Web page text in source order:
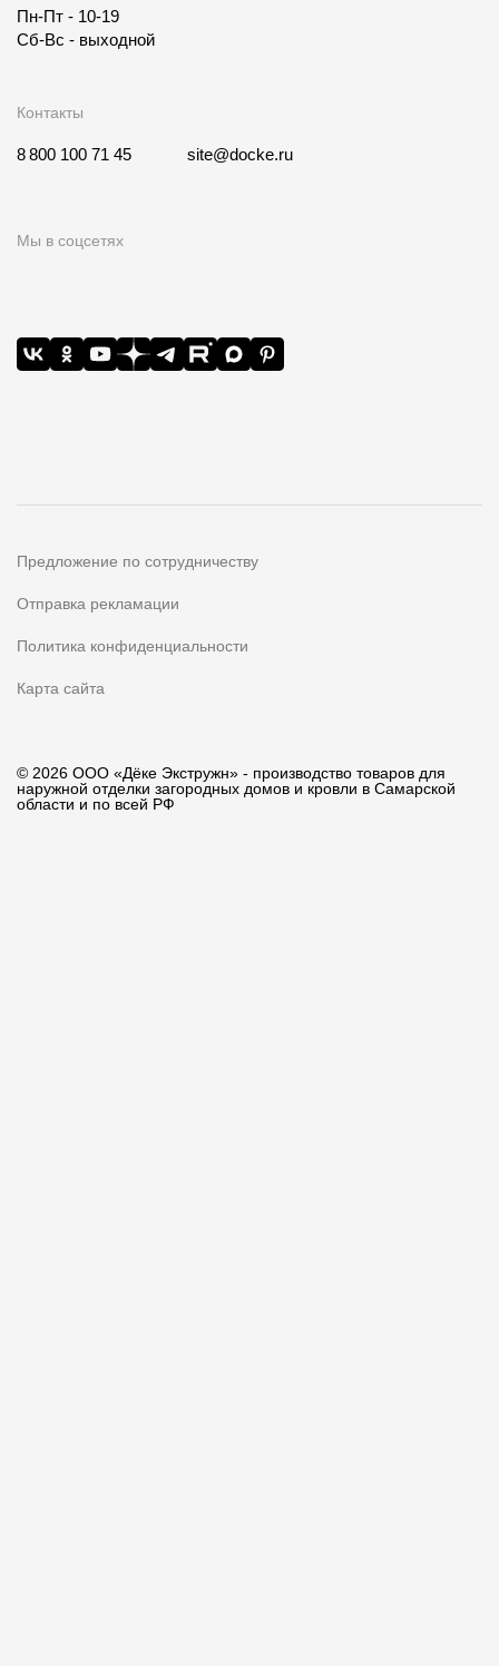
Пн-Пт - 10-19
Сб-Вс - выходной
Контакты
8 800 100 71 45 site@docke.ru
Мы в соцсетях
Предложение по сотрудничеству
Отправка рекламации
Политика конфиденциальности
Карта сайта
© 2026 ООО «Дёке Экстружн» - производство товаров для
наружной отделки загородных домов и кровли в Самарской
области и по всей РФ